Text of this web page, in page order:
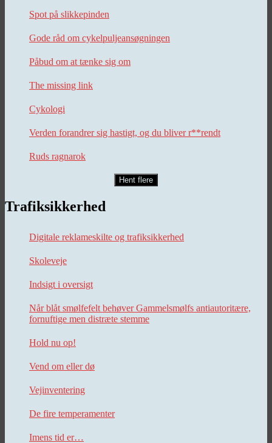
Spot på slikkepinden
Gode råd om cykelpuljeansøgningen
Påbud om at tænke sig om
The missing link
Cykologi
Verden forandrer sig hastigt, og du bliver r**rendt
Ruds ragnarok
Hent flere
Trafiksikkerhed
Digitale reklameskilte og trafiksikkerhed
Skoleveje
Indsigt i oversigt
Når blåt smølfefelt behøver Gammelsmølfs antiautoritære,
fornuftige men distræte stemme
Hold nu op!
Vend om eller dø
Vejinventering
De fire temperamenter
Imens tid er…